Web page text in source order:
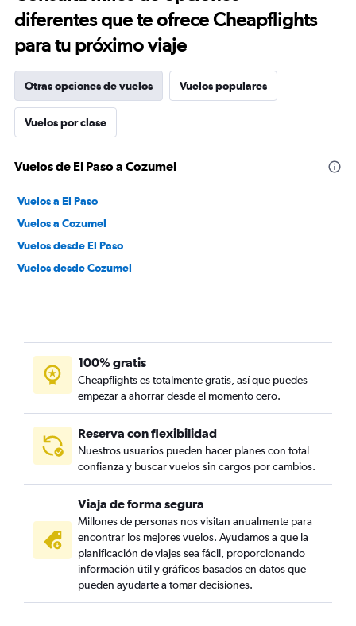
diferentes que te ofrece Cheapflights
para tu próximo viaje
Otras opciones de vuelos Vuelos populares
Vuelos por clase
Vuelos de El Paso a Cozumel
Vuelos a El Paso
Vuelos a Cozumel
Vuelos desde El Paso
Vuelos desde Cozumel
100% gratis
Cheapflights es totalmente gratis, así que puedes
empezar a ahorrar desde el momento cero.
Reserva con flexibilidad
Nuestros usuarios pueden hacer planes con total
confianza y buscar vuelos sin cargos por cambios.
Viaja de forma segura
Millones de personas nos visitan anualmente para
encontrar los mejores vuelos. Ayudamos a que la
planificación de viajes sea fácil, proporcionando
información útil y gráficos basados en datos que
pueden ayudarte a tomar decisiones.